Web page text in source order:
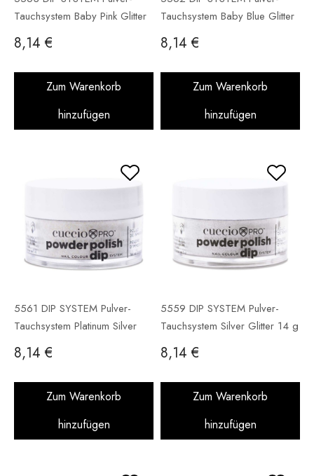
Tauchsystem Baby Pink Glitter
14 g
8,14 €
Zum Warenkorb
hinzufügen
Tauchsystem Baby Blue Glitter
14 g
8,14 €
Zum Warenkorb
hinzufügen
5561 DIP SYSTEM Pulver-
Tauchsystem Platinum Silver
Glitter 14 g
8,14 €
Zum Warenkorb
hinzufügen
5559 DIP SYSTEM Pulver-
Tauchsystem Silver Glitter 14 g
8,14 €
Zum Warenkorb
hinzufügen